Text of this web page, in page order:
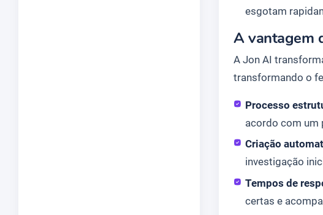
esgotam
A vantagem
A Jon AI
transformando o
Processo
acordo com um
Criação
investigação
Tempos de
certas e